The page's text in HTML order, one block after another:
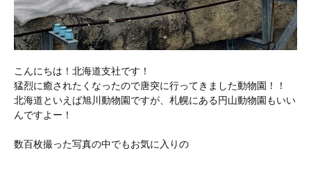
こんにちは！北海道支社です！
猛烈に癒されたくなったので唐突に行ってきました動物園！！
北海道といえば旭川動物園ですが、札幌にある円山動物園もいい
んですよー！
数百枚撮った写真の中でもお気に入りの